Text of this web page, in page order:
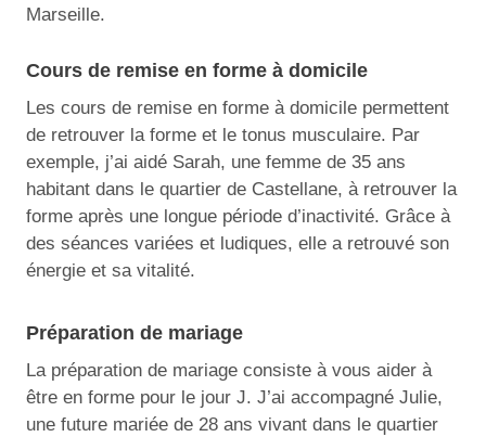
Marseille.
Cours de remise en forme à domicile
Les cours de remise en forme à domicile permettent
de retrouver la forme et le tonus musculaire. Par
exemple, j’ai aidé Sarah, une femme de 35 ans
habitant dans le quartier de Castellane, à retrouver la
forme après une longue période d’inactivité. Grâce à
des séances variées et ludiques, elle a retrouvé son
énergie et sa vitalité.
Préparation de mariage
La préparation de mariage consiste à vous aider à
être en forme pour le jour J. J’ai accompagné Julie,
une future mariée de 28 ans vivant dans le quartier